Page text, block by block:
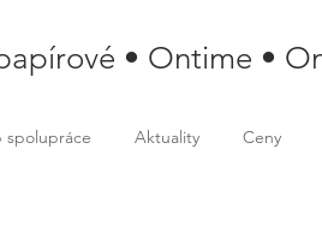
• Ontime •
spolupráce Aktuality Ceny